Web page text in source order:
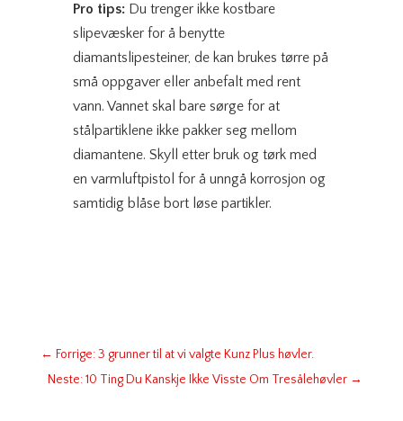
Pro tips:Du trenger ikke kostbare
slipevæsker for å benytte
diamantslipesteiner, de kan brukes tørre på
små oppgaver eller anbefalt med rent
vann. Vannet skal bare sørge for at
stålpartiklene ikke pakker seg mellom
diamantene. Skyll etter bruk og tørk med
en varmluftpistol for å unngå korrosjon og
samtidig blåse bort løse partikler.
← Forrige: 3 grunner til at vi valgte Kunz Plus høvler.
Neste: 10 Ting Du Kanskje Ikke Visste Om Tresålehøvler →